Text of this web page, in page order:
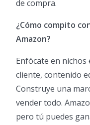
de compra.
¿Cómo compito
Amazon?
Enfócate en nichos
cliente, contenido
Construye una
vender todo.
pero tú puedes